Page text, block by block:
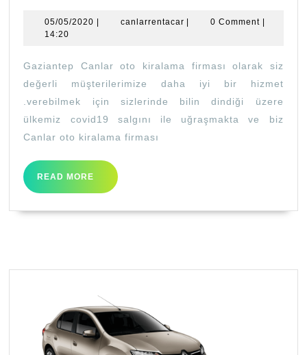
KONFORLU
RAHAT
ARAÇ
KİRALAMA
05/05/2020 05/05/2020canlarrentacarcanlarrentacar
0 Comment
14:20
Gaziantep Canlar oto kiralama firması olarak siz
değerli müşterilerimize daha iyi bir hizmet
.verebilmek için sizlerinde bilin dindiği üzere
ülkemiz covid19 salgını ile uğraşmakta ve biz
Canlar oto kiralama firması
READ MORE
READ
MORE